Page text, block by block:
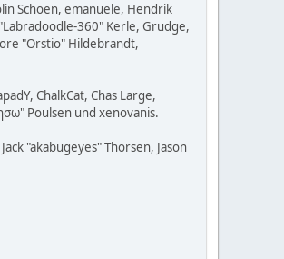
Schoen, emanuele, Hendrik
360" Kerle, Grudge,
"Orstio" Hildebrandt,
ChalkCat, Chas Large,
Poulsen und xenovanis.
"akabugeyes" Thorsen, Jason